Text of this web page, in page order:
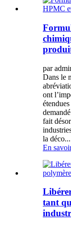
par
Dans le
ont
fait
la déco...
En
tant